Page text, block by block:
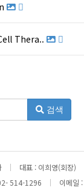
Thera..
검색
| 대표 : 이희영(회장)
514-1296 | 이메일 :